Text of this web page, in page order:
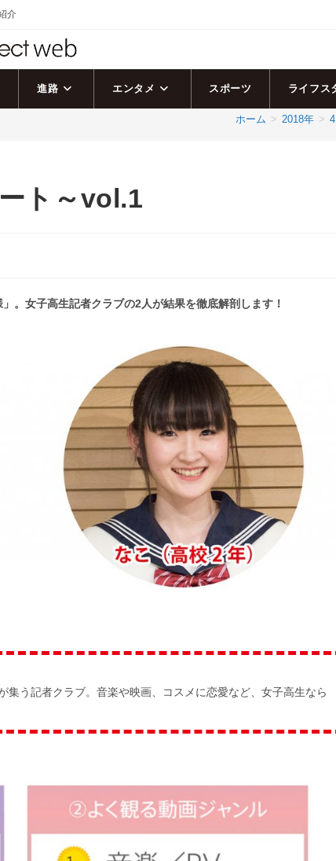
介
進路 エンタメ スポーツ ライフス
ホーム > 2018年 >
ト～vol.1
。女子高生記者クラブの2人が結果を徹底解剖します！
う記者クラブ。音楽や映画、コスメに恋愛など、女子高生なら